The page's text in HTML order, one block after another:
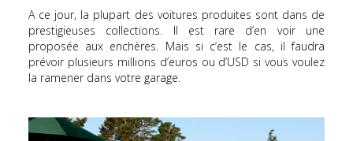
A ce jour, la plupart des voitures produites sont dans de
prestigieuses collections. Il est rare d’en voir une
proposée aux enchères. Mais si c’est le cas, il faudra
prévoir plusieurs millions d’euros ou d’USD si vous voulez
la ramener dans votre garage.